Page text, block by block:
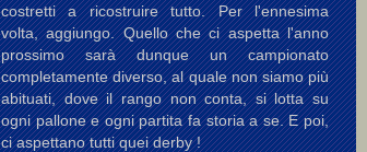
costretti a ricostruire tutto. Per l'ennesima
volta, aggiungo. Quello che ci aspetta l'anno
prossimo sarà dunque un campionato
completamente diverso, al quale non siamo più
abituati, dove il rango non conta, si lotta su
ogni pallone e ogni partita fa storia a se. E poi,
ci aspettano tutti quei derby !